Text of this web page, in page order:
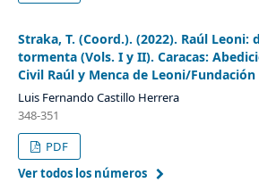
Straka, T. (Coord.). (2022). Raúl Leoni:
tormenta (Vols. I y II). Caracas:
Civil Raúl y Menca de Leoni/
Luis Fernando Castillo Herrera
348-351
PDF
Ver todos los números